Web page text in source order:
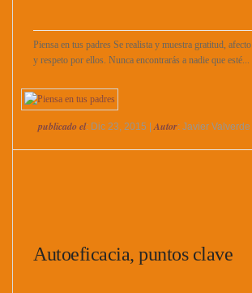
Piensa en tus padres Se realista y muestra gratitud, afecto
y respeto por ellos. Nunca encontrarás a nadie que esté...
publicado el: Dic 23, 2015 |Autor: Javier Valverde
Autoeficacia, puntos clave